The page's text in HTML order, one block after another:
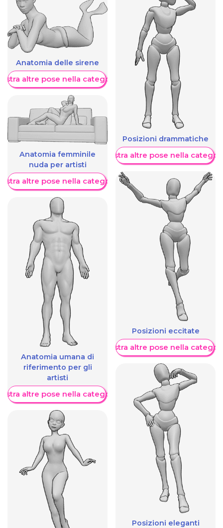
Anatomia delle sirene
altre pose nella categoria
Anatomia femminile
nuda per artisti
altre pose nella categoria
Anatomia umana di
riferimento per gli
artisti
altre pose nella categoria
Posizioni drammatiche
Mostra altre pose nella
Posizioni eccitate
Mostra altre pose nella
Posizioni eleganti